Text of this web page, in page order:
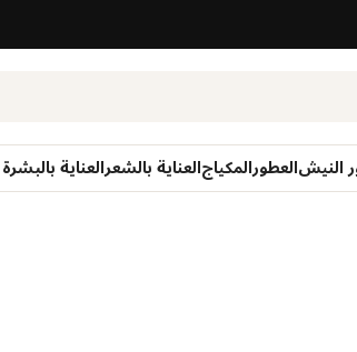
النيشالعطورالمكياجالعناية بالشعرالعناية بالبشرة